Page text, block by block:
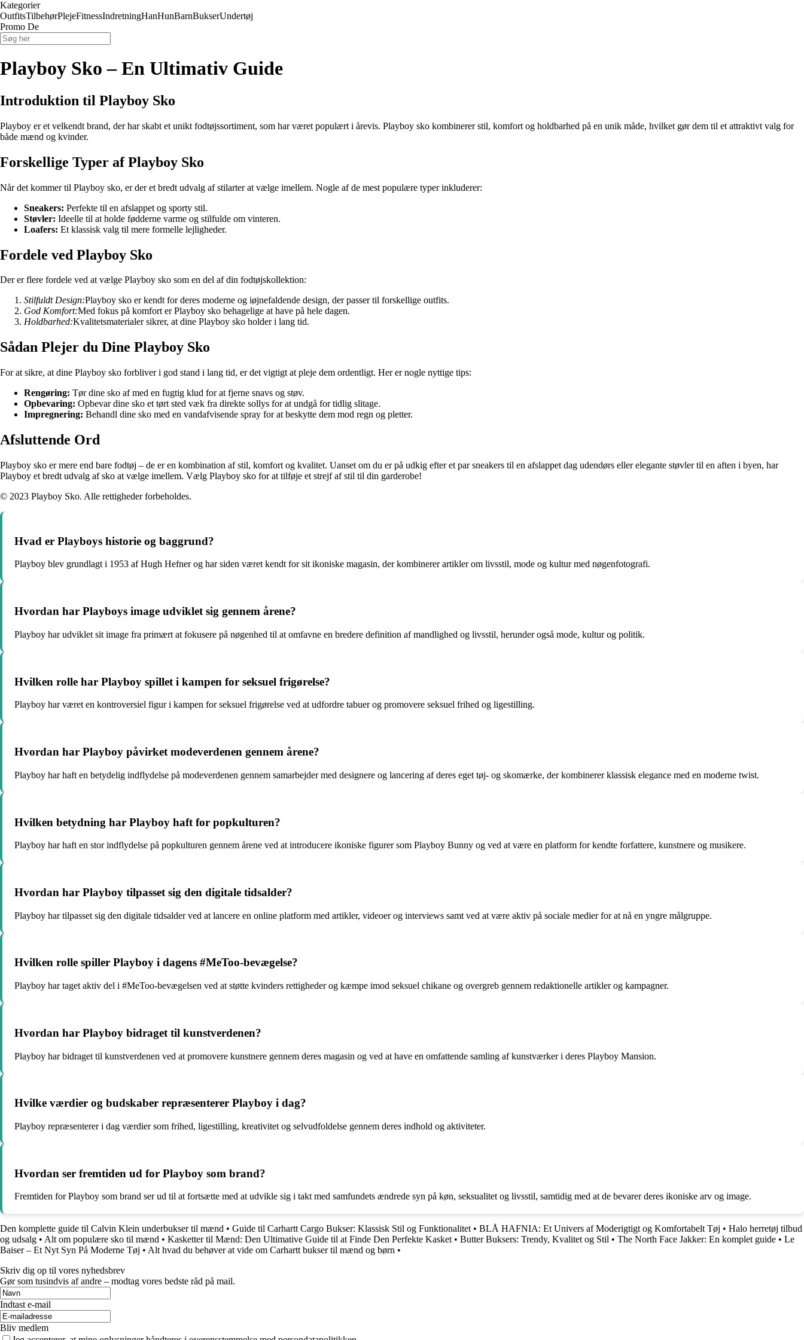
Kategorier
OutfitsTilbehørPlejeFitnessIndretningHanHunBarnBukserUndertøj
Promo De
Playboy Sko – En Ultimativ Guide
Introduktion til Playboy Sko
Playboy er et velkendt brand, der har skabt et unikt fodtøjssortiment, som har været populært i årevis. Playboy sko kombinerer stil, komfort og holdbarhed på en unik måde, hvilket gør dem til et attraktivt valg for
både mænd og kvinder.
Forskellige Typer af Playboy Sko
Når det kommer til Playboy sko, er der et bredt udvalg af stilarter at vælge imellem. Nogle af de mest populære typer inkluderer:
Sneakers: Perfekte til en afslappet og sporty stil.
Støvler: Ideelle til at holde fødderne varme og stilfulde om vinteren.
Loafers: Et klassisk valg til mere formelle lejligheder.
Fordele ved Playboy Sko
Der er flere fordele ved at vælge Playboy sko som en del af din fodtøjskollektion:
Stilfuldt Design:Playboy sko er kendt for deres moderne og iøjnefaldende design, der passer til forskellige outfits.
God Komfort:Med fokus på komfort er Playboy sko behagelige at have på hele dagen.
Holdbarhed:Kvalitetsmaterialer sikrer, at dine Playboy sko holder i lang tid.
Sådan Plejer du Dine Playboy Sko
For at sikre, at dine Playboy sko forbliver i god stand i lang tid, er det vigtigt at pleje dem ordentligt. Her er nogle nyttige tips:
Rengøring: Tør dine sko af med en fugtig klud for at fjerne snavs og støv.
Opbevaring: Opbevar dine sko et tørt sted væk fra direkte sollys for at undgå for tidlig slitage.
Impregnering: Behandl dine sko med en vandafvisende spray for at beskytte dem mod regn og pletter.
Afsluttende Ord
Playboy sko er mere end bare fodtøj – de er en kombination af stil, komfort og kvalitet. Uanset om du er på udkig efter et par sneakers til en afslappet dag udendørs eller elegante støvler til en aften i byen, har
Playboy et bredt udvalg af sko at vælge imellem. Vælg Playboy sko for at tilføje et strejf af stil til din garderobe!
© 2023 Playboy Sko. Alle rettigheder forbeholdes.
Hvad er Playboys historie og baggrund?
Playboy blev grundlagt i 1953 af Hugh Hefner og har siden været kendt for sit ikoniske magasin, der kombinerer artikler om livsstil, mode og kultur med nøgenfotografi.
Hvordan har Playboys image udviklet sig gennem årene?
Playboy har udviklet sit image fra primært at fokusere på nøgenhed til at omfavne en bredere definition af mandlighed og livsstil, herunder også mode, kultur og politik.
Hvilken rolle har Playboy spillet i kampen for seksuel frigørelse?
Playboy har været en kontroversiel figur i kampen for seksuel frigørelse ved at udfordre tabuer og promovere seksuel frihed og ligestilling.
Hvordan har Playboy påvirket modeverdenen gennem årene?
Playboy har haft en betydelig indflydelse på modeverdenen gennem samarbejder med designere og lancering af deres eget tøj- og skomærke, der kombinerer klassisk elegance med en moderne twist.
Hvilken betydning har Playboy haft for popkulturen?
Playboy har haft en stor indflydelse på popkulturen gennem årene ved at introducere ikoniske figurer som Playboy Bunny og ved at være en platform for kendte forfattere, kunstnere og musikere.
Hvordan har Playboy tilpasset sig den digitale tidsalder?
Playboy har tilpasset sig den digitale tidsalder ved at lancere en online platform med artikler, videoer og interviews samt ved at være aktiv på sociale medier for at nå en yngre målgruppe.
Hvilken rolle spiller Playboy i dagens #MeToo-bevægelse?
Playboy har taget aktiv del i #MeToo-bevægelsen ved at støtte kvinders rettigheder og kæmpe imod seksuel chikane og overgreb gennem redaktionelle artikler og kampagner.
Hvordan har Playboy bidraget til kunstverdenen?
Playboy har bidraget til kunstverdenen ved at promovere kunstnere gennem deres magasin og ved at have en omfattende samling af kunstværker i deres Playboy Mansion.
Hvilke værdier og budskaber repræsenterer Playboy i dag?
Playboy repræsenterer i dag værdier som frihed, ligestilling, kreativitet og selvudfoldelse gennem deres indhold og aktiviteter.
Hvordan ser fremtiden ud for Playboy som brand?
Fremtiden for Playboy som brand ser ud til at fortsætte med at udvikle sig i takt med samfundets ændrede syn på køn, seksualitet og livsstil, samtidig med at de bevarer deres ikoniske arv og image.
Den komplette guide til Calvin Klein underbukser til mænd • Guide til Carhartt Cargo Bukser: Klassisk Stil og Funktionalitet• BLÅ HAFNIA: Et Univers af Moderigtigt og Komfortabelt Tøj • Halo herretøj tilbud
og udsalg • Alt om populære sko til mænd • Kasketter til Mænd: Den Ultimative Guide til at Finde Den Perfekte Kasket• Butter Buksers: Trendy, Kvalitet og Stil • The North Face Jakker: En komplet guide • Le
Baiser – Et Nyt Syn På Moderne Tøj • Alt hvad du behøver at vide om Carhartt bukser til mænd og børn •
Skriv dig op til vores nyhedsbrev
Gør som tusindvis af andre – modtag vores bedste råd på mail.
Indtast e-mail
Bliv medlem